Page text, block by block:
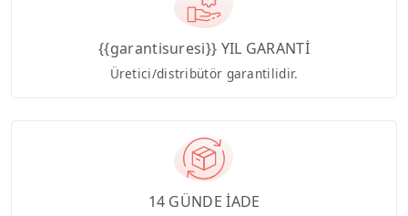
{{garantisuresi}} YIL GARANTİ
Üretici/distribütör garantilidir.
14 GÜNDE İADE